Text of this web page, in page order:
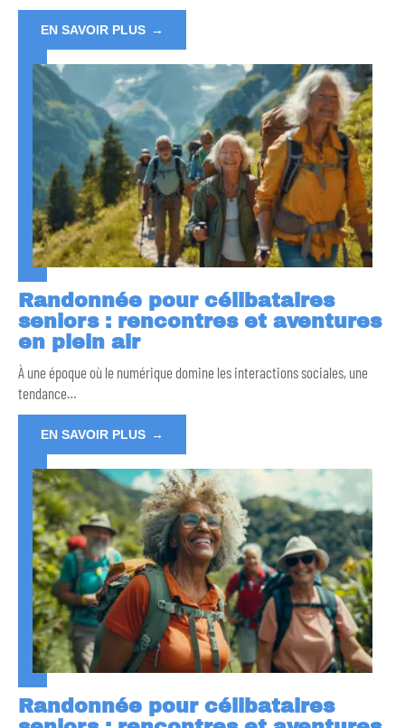
EN SAVOIR PLUS
Randonnée pour célibataires
seniors : rencontres et aventures
en plein air
À une époque où le numérique domine les interactions sociales, une
tendance…
EN SAVOIR PLUS
Randonnée pour célibataires